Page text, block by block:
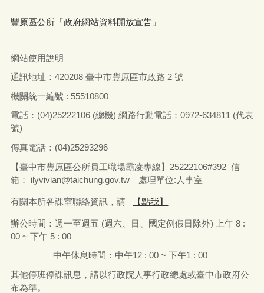
豐原區公所「政府網站資料開放宣告」
網站使用說明
通訊地址： 420208 臺中市豐原區市政路 2 號
機關統一編號 : 55510800
電話： (04)25222106 (總機) 網路行動電話： 0972-634811 (代表
號)
傳真電話： (04)25293296
【臺中市豐原區公所員工職場霸凌專線】25222106#392 信
箱： ilyvivian@taichung.gov.tw處理單位:人事室
有關本所各課室聯絡資訊，請 【點我】
辦公時間： 週一至週五 (週六、日、國定例假日除外) 上午8 :
00 ~ 下午5 : 00
中午休息時間：中午12 : 00 ~ 下午1 : 00
其他停班停課訊息，請以行政院人事行政總處或臺中市政府公
布為準。